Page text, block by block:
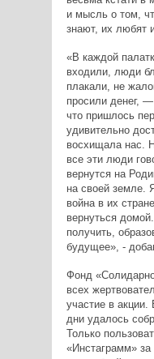
и мысль о том,
знают, их любят
«В каждой
входили, люди
плакали, не
просили денег,
что пришлось
удивительно
восхищала нас.
все эти люди
вернутся на
на своей земле.
война в их
вернуться
получить,
будущее», -
Фонд
всех
участие в акции.
дни удалось
Только
«Инстаграмм» за